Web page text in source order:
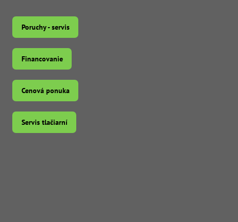
Poruchy - servis
Financovanie
Cenová ponuka
Servis tlačiarní